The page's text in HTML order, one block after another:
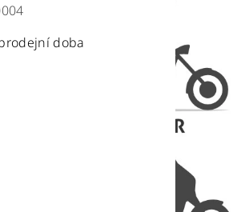
doba